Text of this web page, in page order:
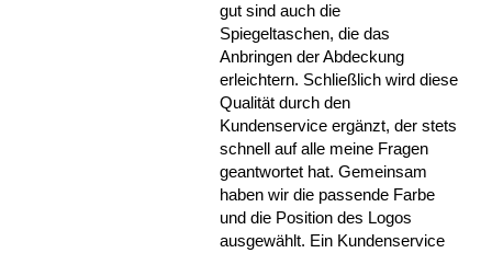
gut sind auch die
Spiegeltaschen, die das
Anbringen der Abdeckung
erleichtern. Schließlich wird diese
Qualität durch den
Kundenservice ergänzt, der stets
schnell auf alle meine Fragen
geantwortet hat. Gemeinsam
haben wir die passende Farbe
und die Position des Logos
ausgewählt. Ein Kundenservice